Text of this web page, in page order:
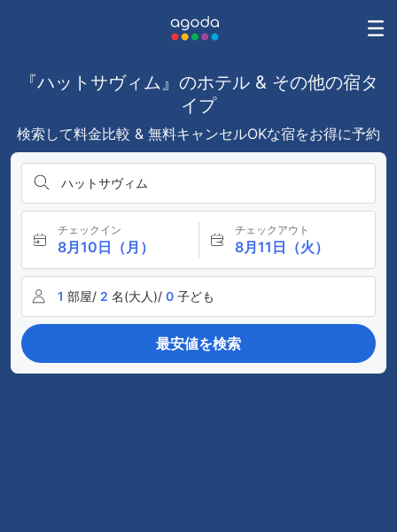
『ハットサヴィム』のホテル & その他の宿タ
イプ
検索して料金比較 & 無料キャンセルOKな宿をお得に予約
ハットサヴィム
チェックイン
8月10日（月）
チェックアウト
8月11日（火）
1 部屋/ 2 名(大人)/ 0 子ども
最安値を検索